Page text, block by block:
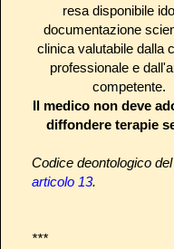
resa disponibile
documentazione
clinica valutabile dalla
professionale e
competente.
Il medico non deve
diffondere terapie
Codice deontologico
articolo 13.
***